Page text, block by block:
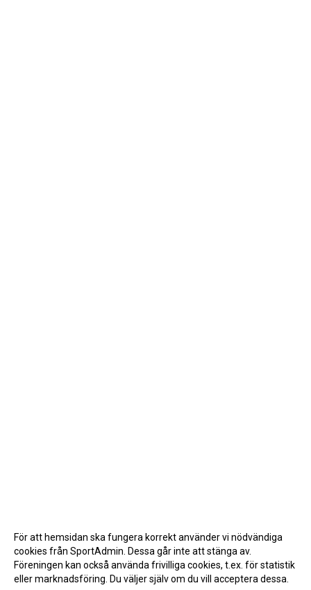
För att hemsidan ska fungera korrekt använder vi nödvändiga
cookies från SportAdmin. Dessa går inte att stänga av.
Föreningen kan också använda frivilliga cookies, t.ex. för statistik
eller marknadsföring. Du väljer själv om du vill acceptera dessa.